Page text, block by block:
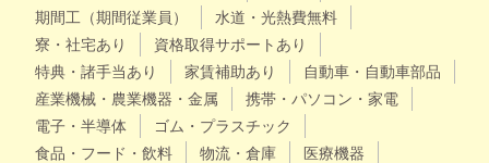
期間工（期間従業員）
水道・光熱費無料
寮・社宅あり
資格取得サポートあり
特典・諸手当あり
家賃補助あり
自動車・自動車部品
産業機械・農業機器・金属
携帯・パソコン・家電
電子・半導体
ゴム・プラスチック
食品・フード・飲料
物流・倉庫
医療機器